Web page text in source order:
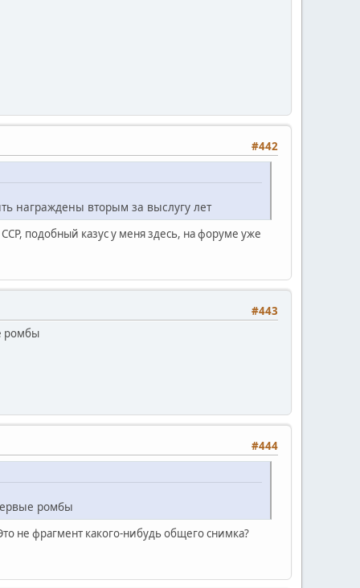
#442
награждены вторым за выслугу лет
подобный казус у меня здесь, на форуме уже
#443
ромбы
#444
ромбы
не фрагмент какого-нибудь общего снимка?